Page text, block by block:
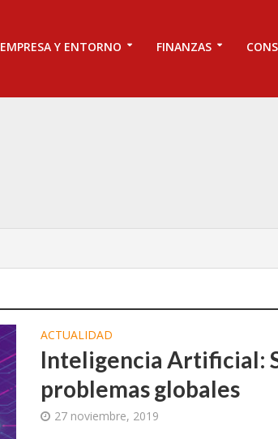
EMPRESA Y ENTORNO FINANZAS
ACTUALIDAD
Inteligencia Artificial:
problemas globales
27 noviembre, 2019